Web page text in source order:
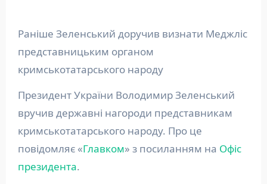
Раніше Зеленський доручив визнати Меджліс
представницьким органом
кримськотатарського народу
Президент України Володимир Зеленський
вручив державні нагороди представникам
кримськотатарського народу. Про це
повідомляє «Главком» з посиланням на Офіс
президента.